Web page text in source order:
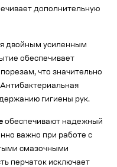
дополнительную
двойным усиленным
обеспечивает
что значительно
гигиены рук.
обеспечивают надежный
важно при работе с
смазочными
перчаток исключает